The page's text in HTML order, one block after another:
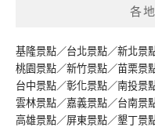
各
基隆景點／台北景點／新北景
桃園景點／新竹景點／苗栗景
台中景點／彰化景點／南投景
雲林景點／嘉義景點／台南景
高雄景點／屏東景點／墾丁景